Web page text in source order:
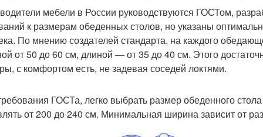
мебели в России руководствуются ГОСТом,
к размерам обеденных столов, но указаны
По мнению создателей стандарта, на каждого
от 50 до 60 см, длиной — от 35 до 40 см. Этого
с комфортом есть, не задевая соседей локтями.
ГОСТа, легко выбрать размер обеденного
от 200 до 240 см. Минимальная ширина зависит от